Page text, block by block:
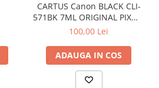
CARTUS Canon BLACK CLI-
571BK 7ML ORIGINAL PIXMA
MG6850
100,00 Lei
ADAUGA IN COS